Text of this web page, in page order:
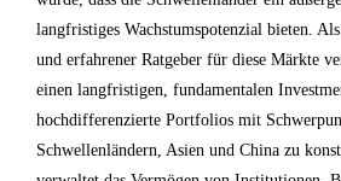
langfristiges Wachstumspotenzial bieten.
und erfahrener Ratgeber für diese Märkte
einen langfristigen, fundamentalen
hochdifferenzierte Portfolios mit
Schwellenländern, Asien und China zu